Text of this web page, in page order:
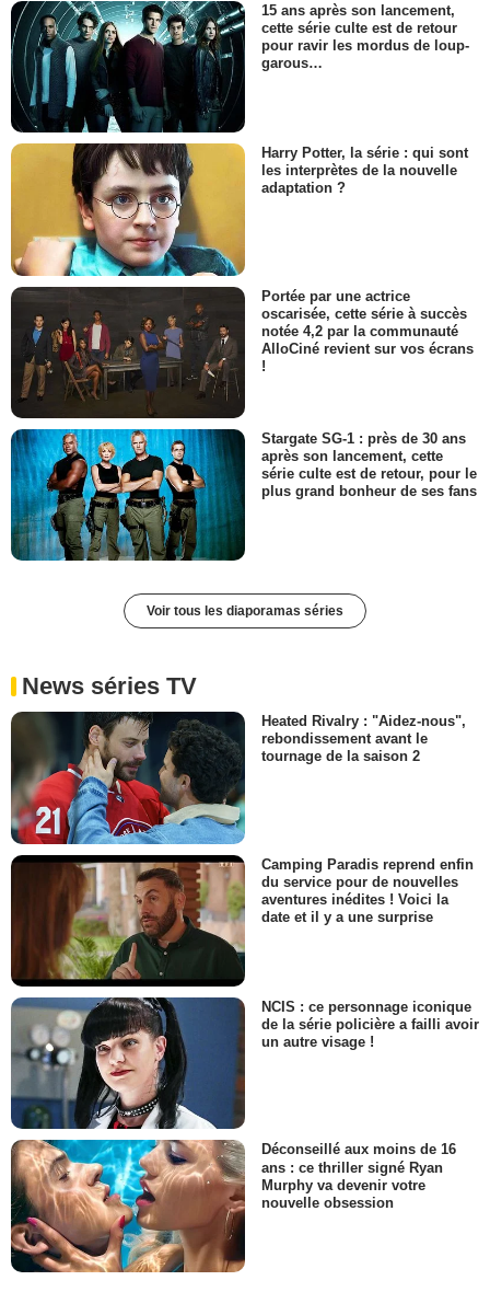
15 ans après son lancement,
cette série culte est de retour
pour ravir les mordus de loup-
garous…
Harry Potter, la série : qui sont
les interprètes de la nouvelle
adaptation ?
Portée par une actrice
oscarisée, cette série à succès
notée 4,2 par la communauté
AlloCiné revient sur vos écrans
!
Stargate SG-1 : près de 30 ans
après son lancement, cette
série culte est de retour, pour le
plus grand bonheur de ses fans
Voir tous les diaporamas séries
News séries TV
Heated Rivalry : "Aidez-nous",
rebondissement avant le
tournage de la saison 2
Camping Paradis reprend enfin
du service pour de nouvelles
aventures inédites ! Voici la
date et il y a une surprise
NCIS : ce personnage iconique
de la série policière a failli avoir
un autre visage !
Déconseillé aux moins de 16
ans : ce thriller signé Ryan
Murphy va devenir votre
nouvelle obsession